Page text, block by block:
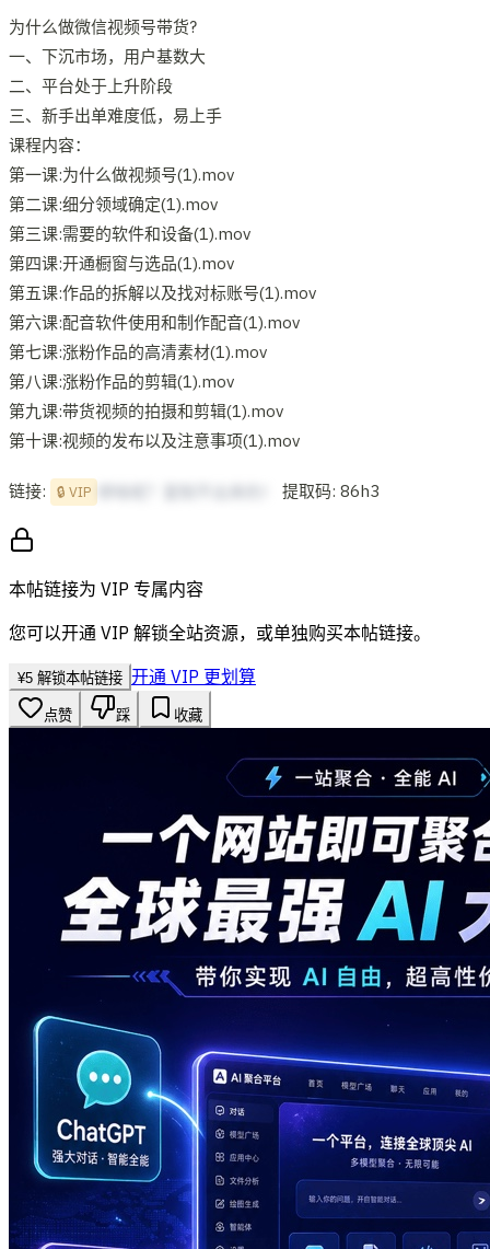
为什么做微信视频号带货?
一、下沉市场，用户基数大
二、平台处于上升阶段
三、新手出单难度低，易上手
课程内容：
第一课:为什么做视频号(1).mov
第二课:细分领域确定(1).mov
第三课:需要的软件和设备(1).mov
第四课:开通橱窗与选品(1).mov
第五课:作品的拆解以及找对标账号(1).mov
第六课:配音软件使用和制作配音(1).mov
第七课:涨粉作品的高清素材(1).mov
第八课:涨粉作品的剪辑(1).mov
第九课:带货视频的拍摄和剪辑(1).mov
第十课:视频的发布以及注意事项(1).mov
链接: 🔒 VIP 提取码: 86h3
本帖链接为 VIP 专属内容
您可以开通 VIP 解锁全站资源，或单独购买本帖链接。
¥5 解锁本帖链接 开通 VIP 更划算
点赞 踩 收藏